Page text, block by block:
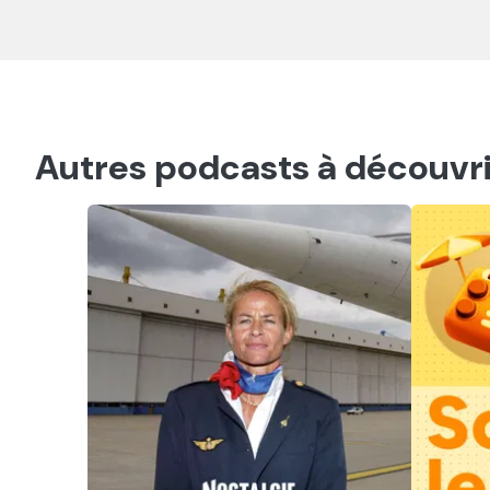
Autres podcasts à